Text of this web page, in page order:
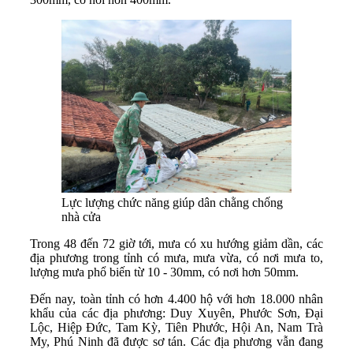
Lực lượng chức năng giúp dân chằng chống
nhà cửa
Trong 48 đến 72 giờ tới, mưa có xu hướng giảm dần, các
địa phương trong tỉnh có mưa, mưa vừa, có nơi mưa to,
lượng mưa phổ biến từ 10 - 30mm, có nơi hơn 50mm.
Đến nay, toàn tỉnh có hơn 4.400 hộ với hơn 18.000 nhân
khẩu của các địa phương: Duy Xuyên, Phước Sơn, Đại
Lộc, Hiệp Đức, Tam Kỳ, Tiên Phước, Hội An, Nam Trà
My, Phú Ninh đã được sơ tán. Các địa phương vẫn đang